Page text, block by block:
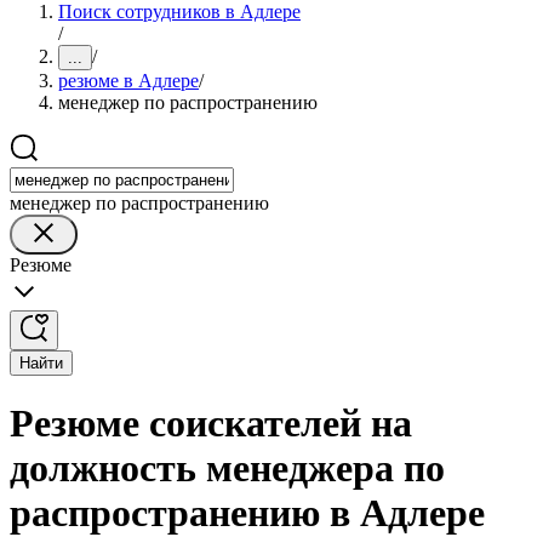
Поиск сотрудников в Адлере
/
... /
резюме в Адлере/
менеджер по распространению
менеджер по распространению
Резюме
Найти
Резюме соискателей на
должность менеджера по
распространению в Адлере